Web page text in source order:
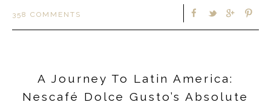
358 COMMENTS
A Journey To Latin America:
Nescafé Dolce Gusto’s Absolute